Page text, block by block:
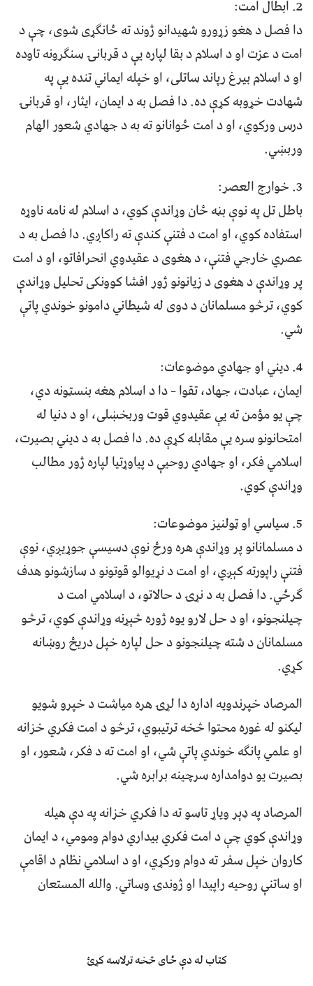
2.⁠ ⁠ابطال امت:
دا فصل د هغو زړورو شهیدانو ژوند ته ځانګړی شوی، چې د
امت د عزت او د اسلام د بقا لپاره یې د قربانۍ سنګرونه تاوده
او د اسلام بیرغ رپاند ساتلی، او خپله ايماني تنده يې په
شهادت خړوبه کړې ده. دا فصل به د ایمان، ایثار، او قربانۍ
درس ورکوي، او د امت ځوانانو ته به د جهادي شعور الهام
وربښي.
3.⁠ ⁠خوارج العصر:
باطل تل په نوې بڼه ځان وړاندې کوي، د اسلام له نامه ناوړه
استفاده کوي، او امت د فتنې کندې ته راکاږي. دا فصل به د
عصري خارجي فتنې، د هغوی د عقیدوي انحرافاتو، او د امت
پر وړاندې د هغوی د زیانونو ژور افشا کوونکی تحلیل وړاندې
کوي، ترڅو مسلمانان د دوی له شیطاني دامونو خوندي پاتې
شي.
4.⁠ ⁠دیني او جهادي موضوعات:
ایمان، عبادت، جهاد، تقوا – دا د اسلام هغه بنسټونه دي،
چې یو مؤمن ته یې عقیدوي قوت وربخښلی، او د دنیا له
امتحانونو سره یې مقابله کړې ده. دا فصل به د دیني بصیرت،
اسلامي فکر، او جهادي روحیې د پیاوړتیا لپاره ژور مطالب
وړاندې کوي.
5.⁠ ⁠سیاسي او ټولنیز موضوعات:
د مسلمانانو پر وړاندې هره ورځ نوې دسیسې جوړیږي، نوې
فتنې راپورته کېږي، او امت د نړيوالو قوتونو د سازشونو هدف
ګرځي. دا فصل به د نړۍ د حالاتو، د اسلامي امت د
چیلنجونو، او د حل لارو یوه ژوره څېړنه وړاندې کوي، ترڅو
مسلمانان د شته چیلنجونو د حل لپاره خپل دریځ روښانه
کړي.
المرصاد خپرندويه اداره دا لړۍ هره میاشت د خپرو شويو
لیکنو له غوره محتوا څخه ترتیبوي، ترڅو د امت فکري خزانه
او علمي پانګه خوندي پاتې شي، او امت ته د فکر، شعور، او
بصیرت یو دوامداره سرچینه برابره شي.
المرصاد په ډېر وياړ تاسو ته دا فکري خزانه په دې هیله
وړاندې کوي چې د امت فکري بیداري دوام ومومي، د ایمان
کاروان خپل سفر ته دوام ورکړي، او د اسلامي نظام د اقامې
او ساتنې روحیه راپیدا او ژوندۍ وساتي. والله المستعان
کتاب له دې ځای څخه ترلاسه کړئ